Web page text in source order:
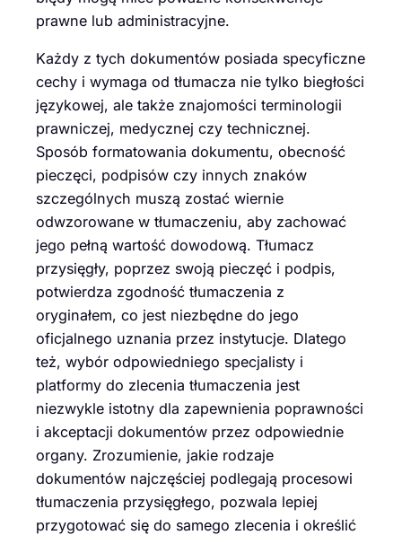
prawne lub administracyjne.
Każdy z tych dokumentów posiada specyficzne
cechy i wymaga od tłumacza nie tylko biegłości
językowej, ale także znajomości terminologii
prawniczej, medycznej czy technicznej.
Sposób formatowania dokumentu, obecność
pieczęci, podpisów czy innych znaków
szczególnych muszą zostać wiernie
odwzorowane w tłumaczeniu, aby zachować
jego pełną wartość dowodową. Tłumacz
przysięgły, poprzez swoją pieczęć i podpis,
potwierdza zgodność tłumaczenia z
oryginałem, co jest niezbędne do jego
oficjalnego uznania przez instytucje. Dlatego
też, wybór odpowiedniego specjalisty i
platformy do zlecenia tłumaczenia jest
niezwykle istotny dla zapewnienia poprawności
i akceptacji dokumentów przez odpowiednie
organy. Zrozumienie, jakie rodzaje
dokumentów najczęściej podlegają procesowi
tłumaczenia przysięgłego, pozwala lepiej
przygotować się do samego zlecenia i określić